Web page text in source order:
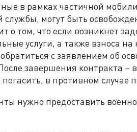
в рамках частичной
могут быть
о том, что если возникнет
услуги, а также взноса
с заявлением об
завершения контракта –
в противном случае
нужно предоставить